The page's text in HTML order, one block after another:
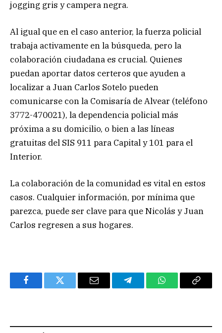
jogging gris y campera negra.
Al igual que en el caso anterior, la fuerza policial
trabaja activamente en la búsqueda, pero la
colaboración ciudadana es crucial. Quienes
puedan aportar datos certeros que ayuden a
localizar a Juan Carlos Sotelo pueden
comunicarse con la Comisaría de Alvear (teléfono
3772-470021), la dependencia policial más
próxima a su domicilio, o bien a las líneas
gratuitas del SIS 911 para Capital y 101 para el
Interior.
La colaboración de la comunidad es vital en estos
casos. Cualquier información, por mínima que
parezca, puede ser clave para que Nicolás y Juan
Carlos regresen a sus hogares.
FacebookTwitter Email TelegramWhatsAppCopy